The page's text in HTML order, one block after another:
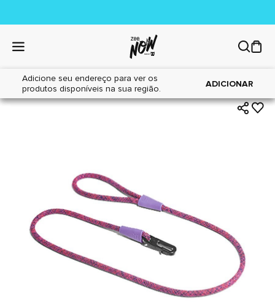
Adicione seu endereço para ver os
produtos disponíveis na sua região.
ADICIONAR
Home|Cães|Acessórios